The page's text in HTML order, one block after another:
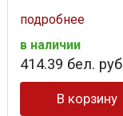
подробнее
в наличии
414.39 бел.
В корзину